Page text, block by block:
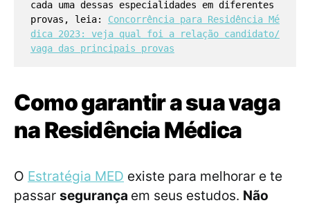
cada uma dessas especialidades em diferentes
provas, leia: Concorrência para Residência Mé
dica 2023: veja qual foi a relação candidato/
vaga das principais provas
Como garantir a sua vaga
na Residência Médica
O Estratégia MED existe para melhorar e te
passar segurança em seus estudos. Não